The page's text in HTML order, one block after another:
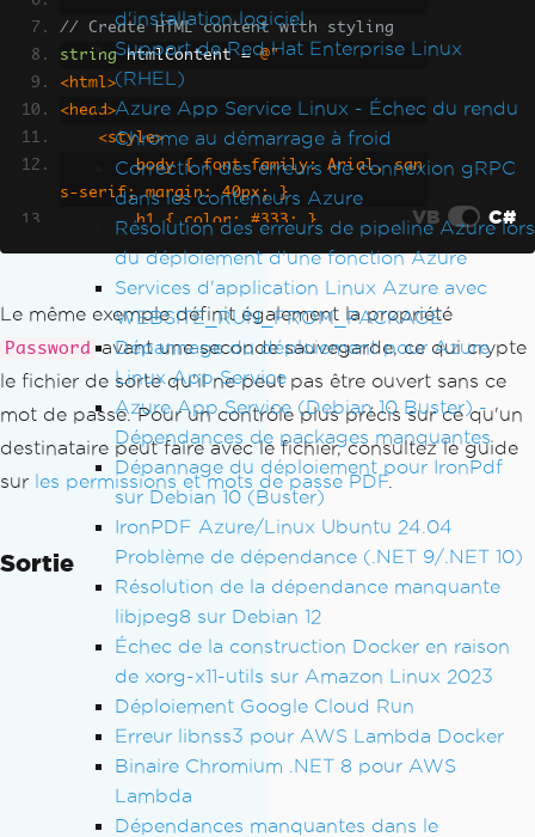
d'installation logiciel
Support de Red Hat Enterprise Linux
(RHEL)
Azure App Service Linux - Échec du rendu
Chrome au démarrage à froid
Correction des erreurs de connexion gRPC
dans les conteneurs Azure
Résolution des erreurs de pipeline Azure lors
du déploiement d'une fonction Azure
Services d'application Linux Azure avec
WEBSITE_RUN_FROM_PACKAGE
Dépannage du déploiement pour Azure
Linux App Service
Azure App Service (Debian 10 Buster) -
Dépendances de packages manquantes
Dépannage du déploiement pour IronPdf
sur Debian 10 (Buster)
IronPDF Azure/Linux Ubuntu 24.04
Problème de dépendance (.NET 9/.NET 10)
Résolution de la dépendance manquante
libjpeg8 sur Debian 12
Échec de la construction Docker en raison
de xorg-x11-utils sur Amazon Linux 2023
Déploiement Google Cloud Run
Erreur libnss3 pour AWS Lambda Docker
Binaire Chromium .NET 8 pour AWS
Lambda
Dépendances manquantes dans le
// Create HTML content with styling
string htmlContent =
@"
<html>
<head>
    <style>
        body { font-family: Arial, san
s-serif; margin: 40px; }
        h1 { color: #333; }
        .content { line-height: 1.6; }
    <h1>Invoice #12345</h1>
    <div class='content'>
        <p>Date: "
+ DateTime.Now.ToSt
ring
"yyyy-MM-dd") +
@"</p>
        <p>Thank you for your busines
s!</p>
    </div>
</body>
</html>";
// Render HTML to PDF
htmlContent
// Save to disk with standard method
.SaveAs("invoice_12345.pdf");
// Save with password protection for s
VB C#
Le même exemple définit également la propriété
Password avant une seconde sauvegarde, ce qui crypte
le fichier de sorte qu'il ne peut pas être ouvert sans ce
mot de passe. Pour un contrôle plus précis sur ce qu'un
destinataire peut faire avec le fichier, consultez le guide
sur les permissions et mots de passe PDF.
Sortie